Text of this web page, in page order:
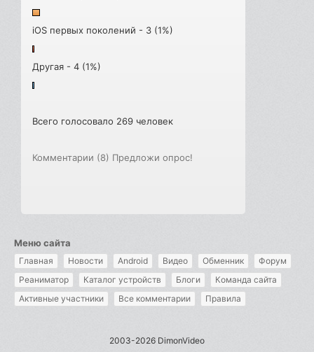
iOS первых поколений - 3 (1%)
Другая - 4 (1%)
Всего голосовало 269 человек
Комментарии (8) Предложи опрос!
Меню сайта
Главная Новости Android Видео Обменник
Форум
Реаниматор
Каталог устройств Блоги
Команда сайта
Активные участники
Все комментарии Правила
2003-2026 DimonVideo